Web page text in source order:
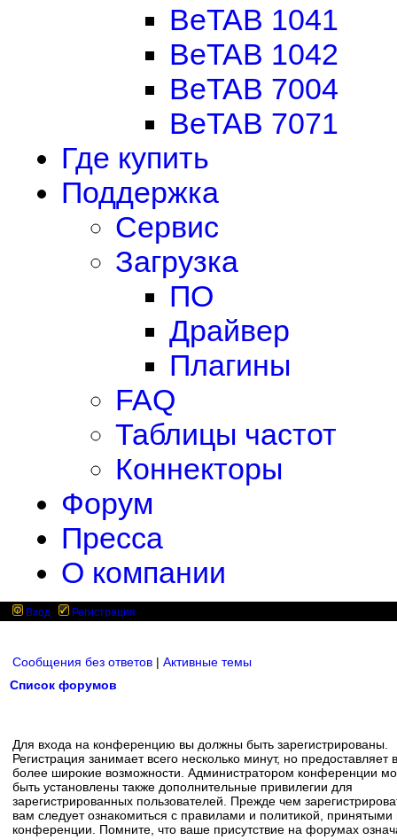
BeTAB 1041
BeTAB 1042
BeTAB 7004
BeTAB 7071
Где купить
Поддержка
Сервис
Загрузка
ПО
Драйвер
Плагины
FAQ
Таблицы частот
Коннекторы
Форум
Пресса
О компании
Вход Регистрация
Сообщения без ответов | Активные темы
Список форумов
Для входа на конференцию вы должны быть зарегистрированы.
Регистрация занимает всего несколько минут, но предоставляет
более широкие возможности. Администратором конференции
быть установлены также дополнительные привилегии для
зарегистрированных пользователей. Прежде чем
вам следует ознакомиться с правилами и политикой, принятыми
конференции. Помните, что ваше присутствие на форумах